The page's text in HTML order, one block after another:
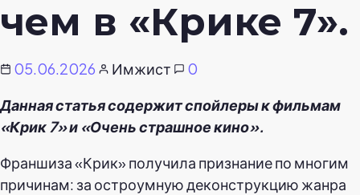
чем в «Крике 7».
05.06.2026 Имжист
0
Данная статья содержит спойлеры к фильмам
«Крик 7» и «Очень страшное кино».
Франшиза «Крик» получила признание по многим
причинам: за остроумную деконструкцию жанра